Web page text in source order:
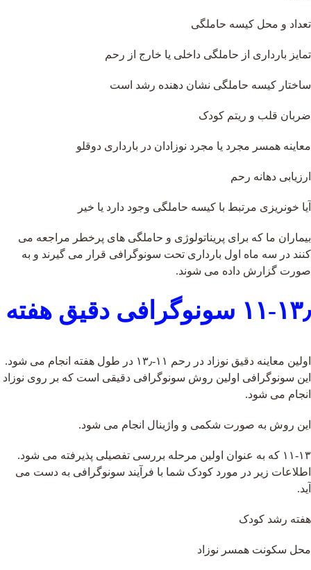
تعداد و محل کیسه حاملگی
تمایز بارداری از حاملگی داخلی یا خارج از رحم
ساختار کیسه حاملگی نشان دهنده رشد است
ضربان قلب و ریتم کودک
معاینه همسر مجرد یا مجرد نوزادان در بارداری دوقلو
ارزیابی دهانه رحم
آیا خونریزی مرتبط با کیسه حاملگی وجود دارد یا خیر
بیماران ما که برای پریناتولوژی و حاملگی های پرخطر مراجعه می
کنند در سه ماه اول بارداری تحت سونوگرافی قرار می گیرند و به
صورت گزارش داده می شوند.
۱۱-۱۳٫ سونوگرافی دقیق هفته
اولین معاینه دقیق نوزاد در رحم ۱۱-۱۳٫ در طول هفته انجام می شود.
این سونوگرافی اولین روش سونوگرافی دقیقی است که بر روی نوزاد
انجام می شود.
این روش به صورت شکمی و واژینال انجام می شود.
۱۱-۱۳ که به عنوان اولین مرحله بررسی تفصیلی پذیرفته می شود.
اطلاعات زیر در مورد کودک شما با فرآیند سونوگرافی به دست می
آید.
هفته رشد کودک
محل سکونت همسر نوزاد